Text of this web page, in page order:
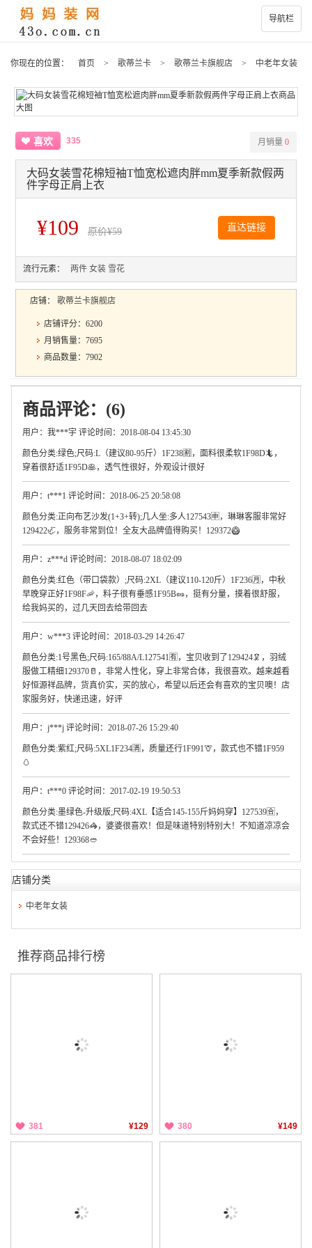
导航栏
你现在的位置： 首页 > 歌蒂兰卡 > 歌蒂兰卡旗舰店 > 中老年女装
喜欢 335 月销量 0
大码女装雪花棉短袖T恤宽松遮肉胖mm夏季新款假两
件字母正肩上衣
¥109 原价¥59 直达链接
流行元素： 两件 女装 雪花
店铺： 歌蒂兰卡旗舰店
店铺评分：6200
月销售量：7695
商品数量：7902
商品评论：(6)
用户：我***宇 评论时间：2018-08-04 13:45:30
颜色分类:绿色;尺码:L（建议80-95斤）1F238🈹，面料很柔软1F98D🦎，
穿着很舒适1F95D🥞，透气性很好，外观设计很好
用户：t***1 评论时间：2018-06-25 20:58:08
颜色分类:正向布艺沙发(1+3+转);几人坐:多人127543🈸，琳琳客服非常好
129422🦏，服务非常到位！全友大品牌值得购买！129372🥝
用户：z***d 评论时间：2018-08-07 18:02:09
颜色分类:红色（带口袋款）;尺码:2XL（建议110-120斤）1F236🈷，中秋
早晚穿正好1F98F🦐，料子很有垂感1F95B🥜，挺有分量，摸着很舒服，
给我妈买的，过几天回去给带回去
用户：w***3 评论时间：2018-03-29 14:26:47
颜色分类:1号黑色;尺码:165/88A/L127541🈶，宝贝收到了129424🦑，羽绒
服做工精细129370🥛，非常人性化，穿上非常合体，我很喜欢。越来越看
好恒源祥品牌，货真价实，买的放心，希望以后还会有喜欢的宝贝噢！店
家服务好，快递迅速，好评
用户：j***j 评论时间：2018-07-26 15:29:40
颜色分类:紫红;尺码:5XL1F234🈵，质量还行1F991🦒，款式也不错1F959
🥚
用户：t***0 评论时间：2017-02-19 19:50:53
颜色分类:墨绿色-升级版;尺码:4XL【适合145-155斤妈妈穿】127539🈴，
款式还不错129426🦓，婆婆很喜欢！但是味道特别特别大！不知道凉凉会
不会好些！129368🥙
店铺分类
中老年女装
推荐商品排行榜
381 ¥129 380 ¥149